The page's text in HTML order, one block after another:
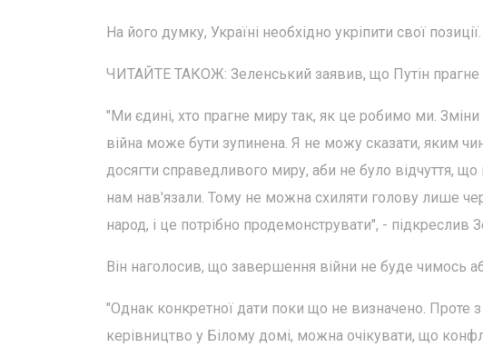
На його думку, Україні необхідно укріпити свої позиції.
ЧИТАЙТЕ ТАКОЖ: Зеленський заявив, що Путін прагне
"Ми єдині, хто прагне миру так, як це робимо ми.
війна може бути зупинена. Я не можу сказати, яким
досягти справедливого миру, аби не було відчуття,
нам нав'язали. Тому не можна схиляти голову лише
народ, і це потрібно продемонструвати", - підкреслив
Він наголосив, що завершення війни не буде чимось
"Однак конкретної дати поки що не визначено. Проте
керівництво у Білому домі, можна очікувати, що